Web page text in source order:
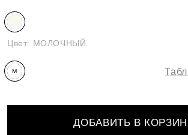
Цвет: МОЛОЧНЫЙ
M
ДОБАВИТЬ В